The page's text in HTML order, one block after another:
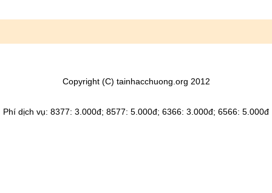
Copyright (C) tainhacchuong.org 2012
Phí dịch vụ: 8377: 3.000đ; 8577: 5.000đ; 6366: 3.000đ; 6566: 5.000đ